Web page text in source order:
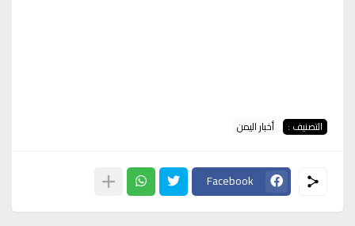
التصنيف : أخبار اليمن
Facebook